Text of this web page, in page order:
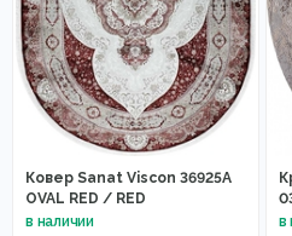
Ковер Sanat Viscon 36925A
OVAL RED / RED